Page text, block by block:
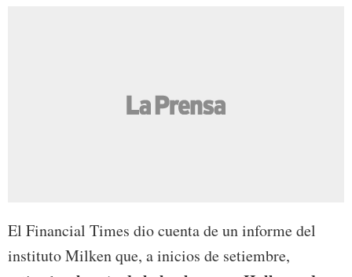
El Financial Times dio cuenta de un informe del
instituto Milken que, a inicios de setiembre,